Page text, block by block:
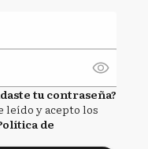
tu contraseña?
leído y acepto los
de